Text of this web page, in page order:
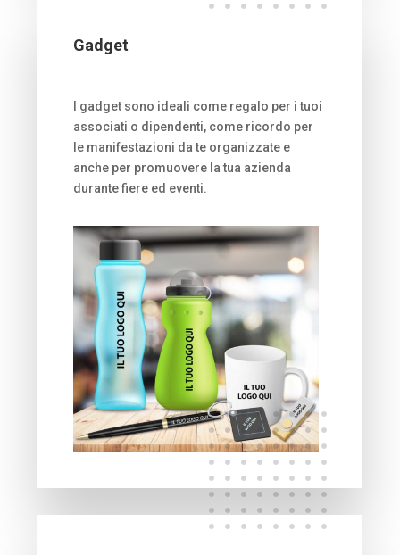
Gadget
I gadget sono ideali come regalo per i tuoi
associati o dipendenti, come ricordo per
le manifestazioni da te organizzate e
anche per promuovere la tua azienda
durante fiere ed eventi.